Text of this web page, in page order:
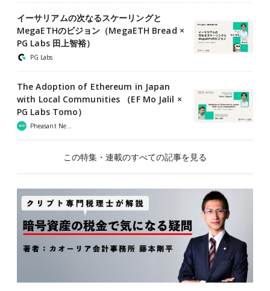
イーサリアムの次なるスケーリングと
MegaETHのビジョン（MegaETH Bread ×
PG Labs 田上智裕）
PG Labs
The Adoption of Ethereum in Japan
with Local Communities （EF Mo Jalil ×
PG Labs Tomo）
Pheasant Network
この特集・連載のすべての記事を見る